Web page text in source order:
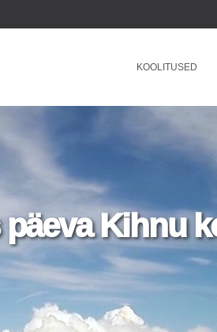
KOOLITUSED
Kihnu